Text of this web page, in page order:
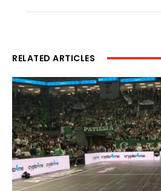
RELATED ARTICLES